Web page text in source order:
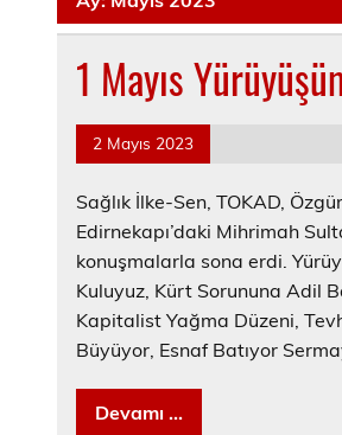
1 Mayıs
2 Mayıs 2023
Sağlık İlke-Sen, TOKAD,
Edirnekapı’daki Mihrimah
konuşmalarla sona erdi.
Kuluyuz, Kürt Sorununa Adil
Kapitalist Yağma Düzeni,
Büyüyor, Esnaf Batıyor
Devamı ...